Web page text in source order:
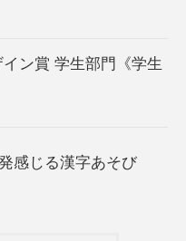
ン賞 学生部門《学生
感じる漢字あそび